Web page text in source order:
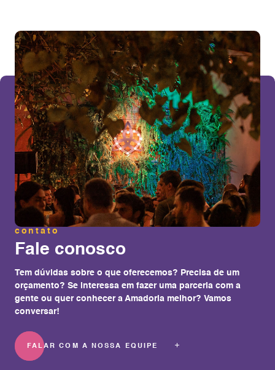
contato
Fale conosco
Tem dúvidas sobre o que oferecemos? Precisa de um
orçamento? Se interessa em fazer uma parceria com a
gente ou quer conhecer a Amadoria melhor? Vamos
conversar!
FALAR COM A NOSSA EQUIPE